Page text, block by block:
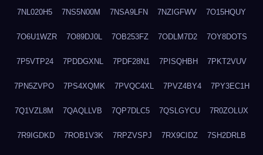
7NL020H5 7NS5N00M 7NSA9LFN 7NZIGFWV 7O15HQUY
7O6U1WZR 7O89DJ0L 7OB253FZ 7ODLM7D2 7OY8DOTS
7P5VTP24 7PDDGXNL 7PDF28N1 7PISQHBH 7PKT2VUV
7PN5ZVPO 7PS4XQMK 7PVQC4XL 7PVZ4BY4 7PY3EC1H
7Q1VZL8M 7QAQLLVB 7QP7DLC5 7QSLGYCU 7R0ZOLUX
7R9IGDKD 7ROB1V3K 7RPZVSPJ 7RX9CIDZ 7SH2DRLB